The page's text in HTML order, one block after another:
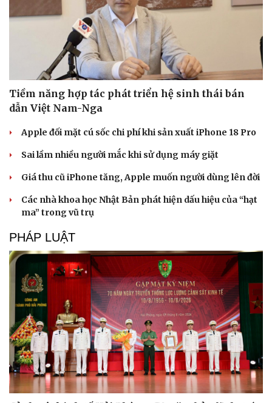
Sân khấu - Điện ảnh
Giải trí
Nghệ sĩ
Thời trang
Sao Việt
Tiềm năng hợp tác phát triển hệ sinh thái bán
dẫn Việt Nam-Nga
Apple đối mặt cú sốc chi phí khi sản xuất iPhone 18 Pro
Sai lầm nhiều người mắc khi sử dụng máy giặt
Giá thu cũ iPhone tăng, Apple muốn người dùng lên đời
Các nhà khoa học Nhật Bản phát hiện dấu hiệu của “hạt
ma” trong vũ trụ
PHÁP LUẬT